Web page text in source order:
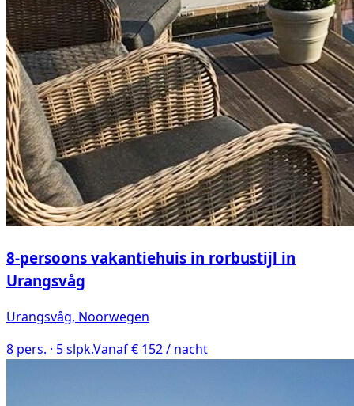
8-persoons vakantiehuis in rorbustijl in
Urangsvåg
Urangsvåg, Noorwegen
8 pers. · 5slpk.Vanaf € 152 / nacht